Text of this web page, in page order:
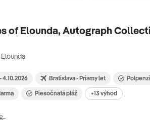
of Elounda, Autograph
4.10.2026 Bratislava - Priamy let
Piesočnatá pláž +13 výhod